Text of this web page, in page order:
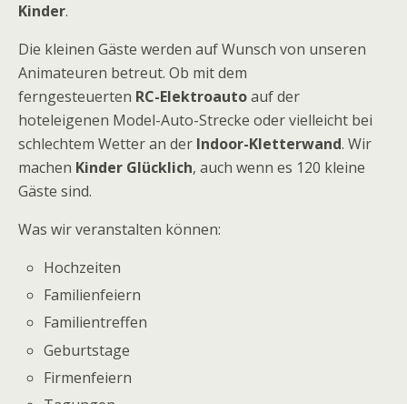
Kinder.
Die kleinen Gäste werden auf Wunsch von unseren
Animateuren betreut. Ob mit dem
ferngesteuerten RC-Elektroautoauf der
hoteleigenen Model-Auto-Strecke oder vielleicht bei
schlechtem Wetter an der Indoor-Kletterwand. Wir
machen Kinder Glücklich, auch wenn es 120 kleine
Gäste sind.
Was wir veranstalten können:
Hochzeiten
Familienfeiern
Familientreffen
Geburtstage
Firmenfeiern